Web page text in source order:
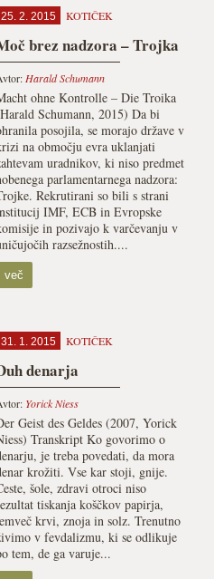
25. 2. 2015 KOTIČEK
brez nadzora – Trojka
Harald Schumann
ohne Kontrolle – Die Troika
Schumann, 2015) Da bi
posojila, se morajo države v
na območju evra uklanjati
uradnikov, ki niso predmet
parlamentarnega nadzora:
Rekrutirani so bili s strani
IMF, ECB in Evropske
in pozivajo k varčevanju v
razsežnostih....
več
31. 1. 2015 KOTIČEK
denarja
Yorick Niess
Geist des Geldes (2007, Yorick
Transkript Ko govorimo o
je treba povedati, da mora
krožiti. Vse kar stoji, gnije.
šole, zdravi otroci niso
tiskanja koščkov papirja,
krvi, znoja in solz. Trenutno
v fevdalizmu, ki se odlikuje
tem, de ga varuje...